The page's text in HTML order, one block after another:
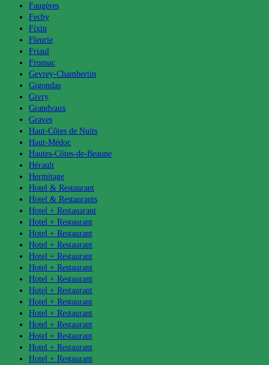
Faugères
Fechy
Fixin
Fleurie
Friaul
Fronsac
Gevrey-Chambertin
Gigondas
Givry
Grandvaux
Graves
Haut-Côtes de Nuits
Haut-Médoc
Hautes-Côtes-de-Beaune
Hérault
Hermitage
Hotel & Restaurant
Hotel & Restaurants
Hotel + Restauarant
Hotel + Restaurant
Hotel + Restaurant
Hotel + Restaurant
Hotel + Restaurant
Hotel + Restaurant
Hotel + Restaurant
Hotel + Restaurant
Hotel + Restaurant
Hotel + Restaurant
Hotel + Restaurant
Hotel + Restaurant
Hotel + Restaurant
Hotel + Restaurant